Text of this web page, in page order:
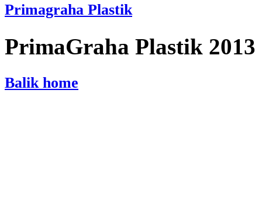
Primagraha Plastik
PrimaGraha Plastik 2013
Balik home